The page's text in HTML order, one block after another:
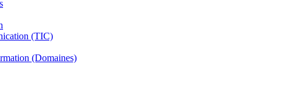
(TIC)
(Domaines)